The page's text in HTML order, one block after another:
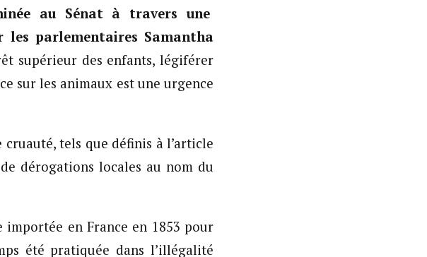
au Sénat à travers une
parlementaires Samantha
supérieur des enfants, légiférer
sur les animaux est une urgence
tels que définis à l’article
dérogations locales au nom du
en France en 1853 pour
été pratiquée dans l’illégalité